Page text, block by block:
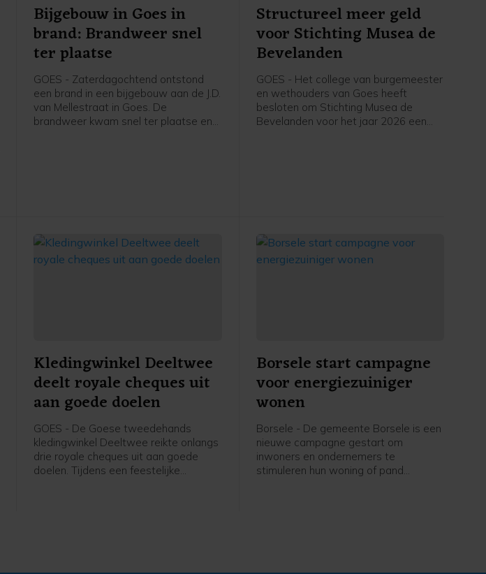
Bijgebouw in Goes in
brand: Brandweer snel
ter plaatse
GOES - Zaterdagochtend ontstond
een brand in een bijgebouw aan de J.D.
van Mellestraat in Goes. De
brandweer kwam snel ter plaatse en
Structureel meer geld
voor Stichting Musea de
Bevelanden
GOES - Het college van burgemeester
en wethouders van Goes heeft
besloten om Stichting Musea de
Bevelanden voor het jaar 2026 een
Kledingwinkel Deeltwee
deelt royale cheques uit
aan goede doelen
GOES - De Goese tweedehands
kledingwinkel Deeltwee reikte onlangs
drie royale cheques uit aan goede
doelen. Tijdens een feestelijke
Borsele start campagne
voor energiezuiniger
wonen
Borsele - De gemeente Borsele is een
nieuwe campagne gestart om
inwoners en ondernemers te
stimuleren hun woning of pand